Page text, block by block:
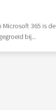
Microsoft 365 is de
bij...